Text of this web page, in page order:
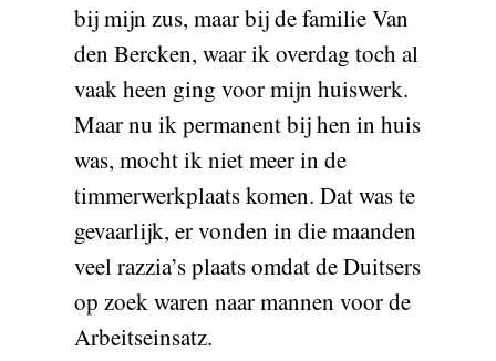
bij mijn zus, maar bij de familie Van
den Bercken, waar ik overdag toch al
vaak heen ging voor mijn huiswerk.
Maar nu ik permanent bij hen in huis
was, mocht ik niet meer in de
timmerwerkplaats komen. Dat was te
gevaarlijk, er vonden in die maanden
veel razzia’s plaats omdat de Duitsers
op zoek waren naar mannen voor de
Arbeitseinsatz.